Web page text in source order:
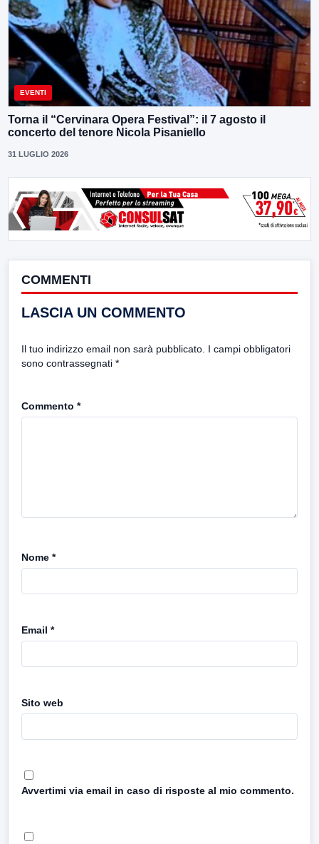
EVENTI
Torna il “Cervinara Opera Festival”: il 7 agosto il
concerto del tenore Nicola Pisaniello
31 LUGLIO 2026
COMMENTI
LASCIA UN COMMENTO
Il tuo indirizzo email non sarà pubblicato. I campi obbligatori
sono contrassegnati *
Commento *
Nome *
Email *
Sito web
Avvertimi via email in caso di risposte al mio commento.